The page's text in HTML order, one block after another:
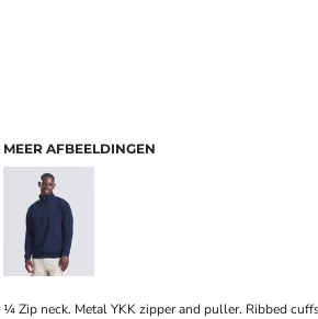
MEER AFBEELDINGEN
¼ Zip neck. Metal YKK zipper and puller. Ribbed